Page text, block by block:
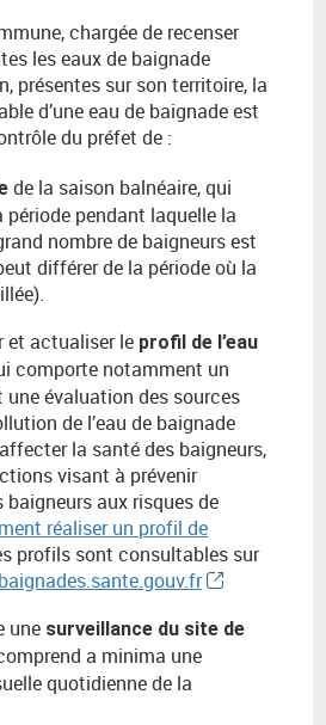
chargée de recenser
les eaux de baignade
présentes sur son territoire, la
d’une eau de baignade est
du préfet de :
de la saison balnéaire, qui
période pendant laquelle la
nombre de baigneurs est
différer de la période où la
et actualiser le profil de l’eau
comporte notamment un
une évaluation des sources
de l’eau de baignade
la santé des baigneurs,
visant à prévenir
baigneurs aux risques de
réaliser un profil de
profils sont consultables sur
baignades.sante.gouv.fr
une surveillance du site de
a minima une
quotidienne de la